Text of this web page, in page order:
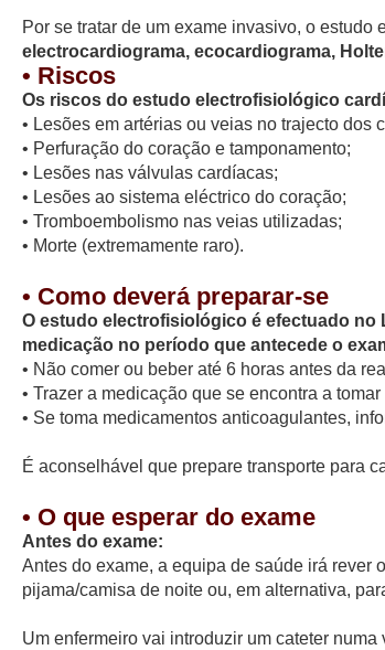
Por se tratar de um exame invasivo, o
electrocardiograma, ecocardiograma,
• Riscos
Os riscos do estudo electrofisiológico
• Lesões em artérias ou veias no trajecto dos
• Perfuração do coração e tamponamento;
• Lesões nas válvulas cardíacas;
• Lesões ao sistema eléctrico do coração;
• Tromboembolismo nas veias utilizadas;
• Morte (extremamente raro).
• Como deverá preparar-se
O estudo electrofisiológico é efectuado
medicação no período que antecede o
• Não comer ou beber até 6 horas antes da
• Trazer a medicação que se encontra a
• Se toma medicamentos anticoagulantes,
É aconselhável que prepare transporte para
• O que esperar do exame
Antes do exame:
Antes do exame, a equipa de saúde irá rever
pijama/camisa de noite ou, em alternativa,
Um enfermeiro vai introduzir um cateter